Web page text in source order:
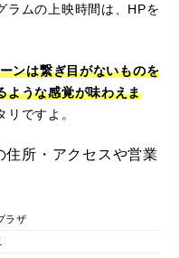
ラムの上映時間は、HPを
ンは繋ぎ目がないものを
ような感覚が味わえま
ですよ。
所・アクセスや営業
ラザ